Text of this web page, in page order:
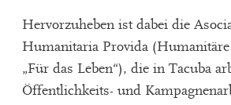
Hervorzuheben ist dabei die
Humanitaria Provida
„Für das Leben“), die in Tacuba
Öffentlichkeits- und